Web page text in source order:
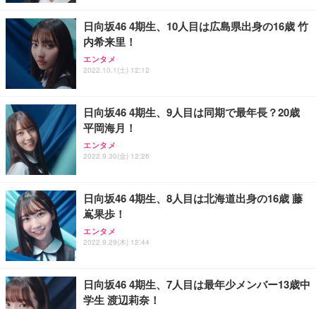
ョン PCチェア 通気性メッシュ ゲーミング/勉強/事
務用 おしゃれ パソコンチェア (ブラック)
Sezlife オフィスチェア デスクチェア 疲れない テレ
ワーク チェア 強化バックレスト 30度ロッキング機
能 人間工学 椅子 腰サポート 90度跳ね上げ式アーム
務用 おしゃれ パソコンチェア (ホワイト)
ANDWINT オフィスチェア デスクチェア 肘なし メ
ッシュ 通気性 ランバーサポート付き 腰サポート ガ
ス圧無段階昇降 360度回転 キャスター付き コンパク
【整備済み品】Dell E2724HS 27インチ 液晶モニタ
ー フルHD（1920×1080）VA 非光沢 HDMI/DisplayP
ort/VGA スピーカー内蔵 高さ調整 スイベル VESA対
【MiniLED/24.5inch/280Hz/FHD】GRAPHT THE S
HOOTER Gaming Monitor 24” Essential ゲーミン
グモニター QD 24.5インチ 1ms FHD 量子ドット 残
Smart Basic(スマートベーシック) 【Amazon.co.jp
限定】 Smart Basic アイリスオーヤマ ペットシーツ
超厚型 お徳用 ワイド 100枚入 (x 1) (ケース販売)
ュラー 200枚入【Amazon.co.jp限定】
日向坂46 4期生、10人目は広島県出身の16歳 竹
内希来里！
エンタメ
2022.10.1(土) 12:12
日向坂46 4期生、9人目は同期で最年長？20歳
平岡海月！
エンタメ
2022.9.30(金) 12:26
日向坂46 4期生、8人目は北海道出身の16歳 藤
嶌果歩！
エンタメ
2022.9.29(木) 12:44
日向坂46 4期生、7人目は最年少メンバー13歳中
学生 渡辺莉奈！